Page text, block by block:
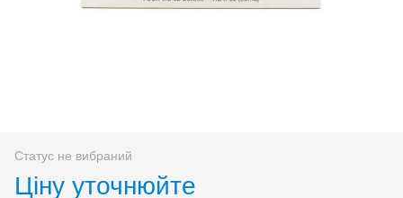
Статус не вибраний
Ціну уточнюйте